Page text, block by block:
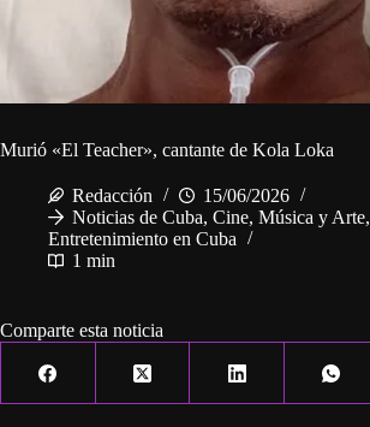
Murió «El Teacher», cantante de Kola Loka
Redacción
15/06/2026
Noticias de Cuba, Cine, Música y Arte,
Entretenimiento en Cuba
1 min
Comparte esta noticia